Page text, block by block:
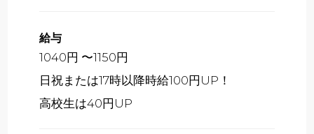
給与
1040円 〜1150円
日祝または17時以降時給100円UP！
高校生は40円UP